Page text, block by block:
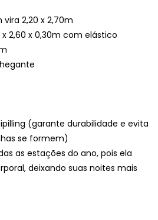
2,20 x 2,70m
x 2,60 x 0,30m com elástico
(garante durabilidade e evita
se formem)
as estações do ano, pois ela
deixando suas noites mais